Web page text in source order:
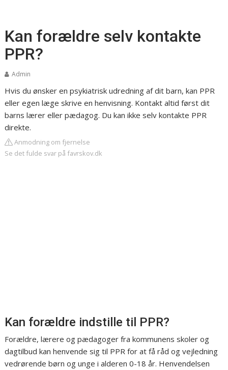
Kan forældre selv kontakte
PPR?
Admin
Hvis du ønsker en psykiatrisk udredning af dit barn, kan PPR
eller egen læge skrive en henvisning. Kontakt altid først dit
barns lærer eller pædagog. Du kan ikke selv kontakte PPR
direkte.
Anmodning om fjernelse
Se det fulde svar på favrskov.dk
Kan forældre indstille til PPR?
Forældre, lærere og pædagoger fra kommunens skoler og
dagtilbud kan henvende sig til PPR for at få råd og vejledning
vedrørende børn og unge i alderen 0-18 år. Henvendelsen